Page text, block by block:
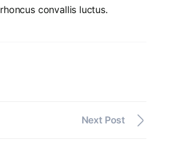
convallis luctus.
Next Post